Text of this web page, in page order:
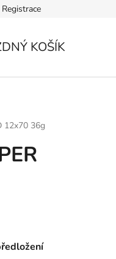
Registrace
KOŠÍK
12x70 36g